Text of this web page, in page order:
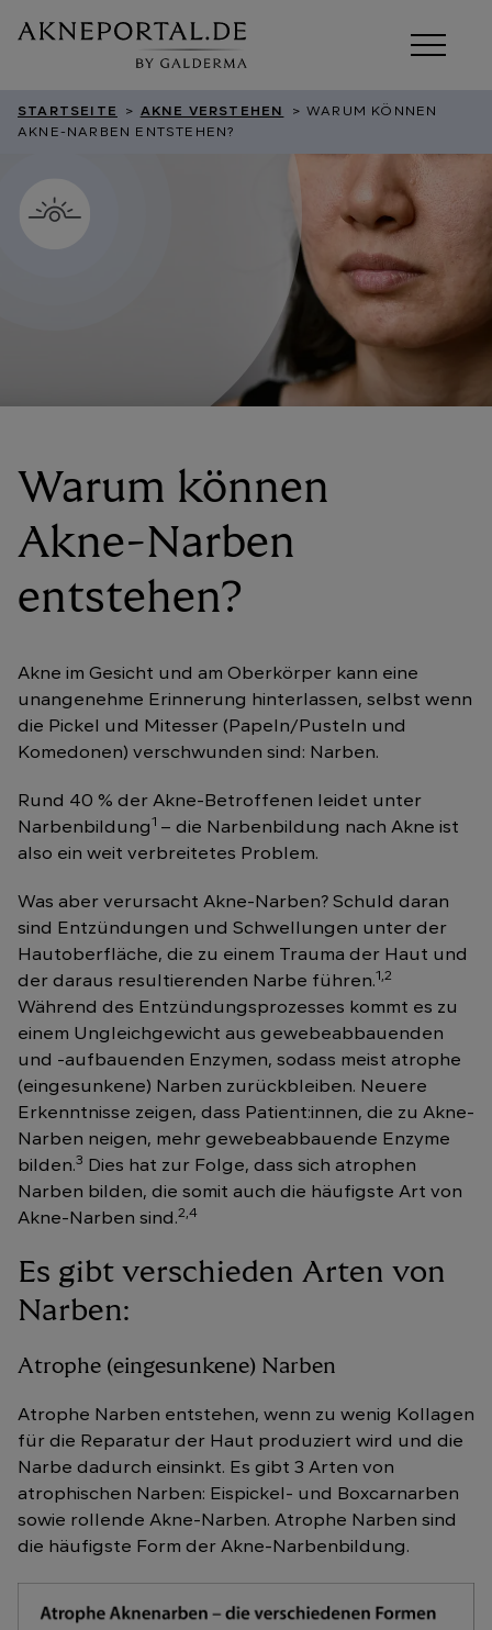
STARTSEITE > AKNE VERSTEHEN
> WARUM KÖNNEN
AKNE-NARBEN ENTSTEHEN?
Warum können
Akne-Narben
entstehen?
Akne im Gesicht und am Oberkörper kann eine
unangenehme Erinnerung hinterlassen, selbst wenn
die Pickel und Mitesser (Papeln/Pusteln und
Komedonen) verschwunden sind: Narben.
Rund 40 % der Akne-Betroffenen leidet unter
Narbenbildung1 – die Narbenbildung nach Akne ist
also ein weit verbreitetes Problem.
Was aber verursacht Akne-Narben? Schuld daran
sind Entzündungen und Schwellungen unter der
Hautoberfläche, die zu einem Trauma der Haut und
der daraus resultierenden Narbe führen.1,2
Während des Entzündungsprozesses kommt es zu
einem Ungleichgewicht aus gewebeabbauenden
und -aufbauenden Enzymen, sodass meist atrophe
(eingesunkene) Narben zurückbleiben. Neuere
Erkenntnisse zeigen, dass Patient:innen, die zu Akne-
Narben neigen, mehr gewebeabbauende Enzyme
bilden.3
Dies hat zur Folge, dass sich atrophen
Narben bilden, die somit auch die häufigste Art von
Akne-Narben sind.2,4
Es gibt verschieden Arten von
Narben:
Atrophe (eingesunkene) Narben
Atrophe Narben entstehen, wenn zu wenig Kollagen
für die Reparatur der Haut produziert wird und die
Narbe dadurch einsinkt. Es gibt 3 Arten von
atrophischen Narben: Eispickel- und Boxcarnarben
sowie rollende Akne-Narben. Atrophe Narben sind
die häufigste Form der Akne-Narbenbildung.